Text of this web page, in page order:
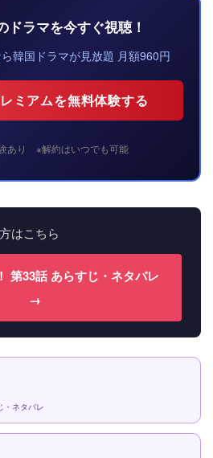
ドラマを今すぐ視聴！
韓国ドラマが見放題 月額960円
ミアムを無料体験する
あり ※解約はいつでも可能
はこちら
第33話 あらすじ・ネタバレ
→
・ネタバレ